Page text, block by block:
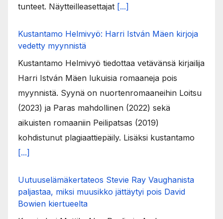
tunteet. Näytteilleasettajat [...]
Kustantamo Helmivyö: Harri István Mäen kirjoja
vedetty myynnistä
Kustantamo Helmivyö tiedottaa vetävänsä kirjailija
Harri István Mäen lukuisia romaaneja pois
myynnistä. Syynä on nuortenromaaneihin Loitsu
(2023) ja Paras mahdollinen (2022) sekä
aikuisten romaaniin Peilipatsas (2019)
kohdistunut plagiaattiepäily. Lisäksi kustantamo
[...]
Uutuuselämäkertateos Stevie Ray Vaughanista
paljastaa, miksi muusikko jättäytyi pois David
Bowien kiertueelta